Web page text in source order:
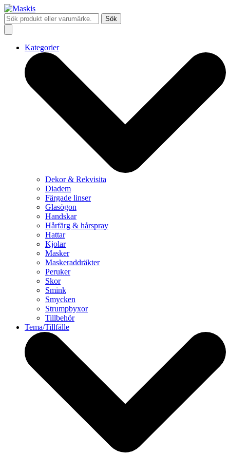
Sök
Kategorier
Dekor & Rekvisita
Diadem
Färgade linser
Glasögon
Handskar
Hårfärg & hårspray
Hattar
Kjolar
Masker
Maskeraddräkter
Peruker
Skor
Smink
Smycken
Strumpbyxor
Tillbehör
Tema/Tillfälle